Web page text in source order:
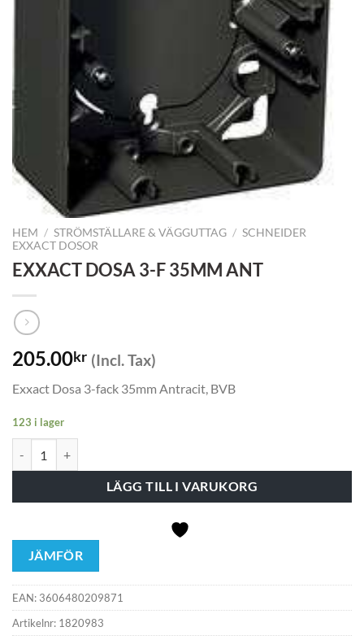
HEM / STRÖMSTÄLLARE & VÄGGUTTAG / SCHNEIDER
EXXACT DOSOR
EXXACT DOSA 3-F 35MM ANT
205.00kr (Incl. Tax)
Exxact Dosa 3-fack 35mm Antracit, BVB
123 i lager
LÄGG TILL I VARUKORG
JÄMFÖR
EAN: 3606480209871
Artikelnr: 1820983